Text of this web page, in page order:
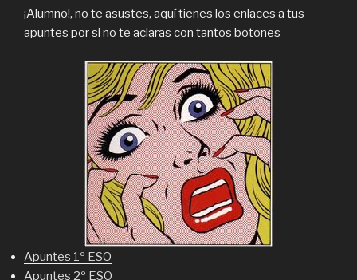
¡Alumno!, no te asustes, aquí tienes los enlaces a tus
apuntes por si no te aclaras con tantos botones
Apuntes 1º ESO
Apuntes 2º ESO